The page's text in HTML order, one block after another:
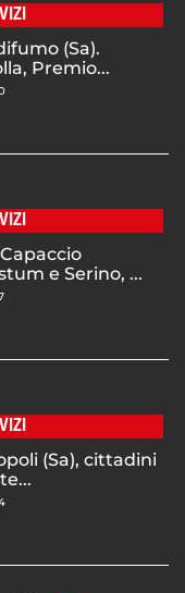
(Sa).
Premio...
e Serino, ...
(Sa), cittadini